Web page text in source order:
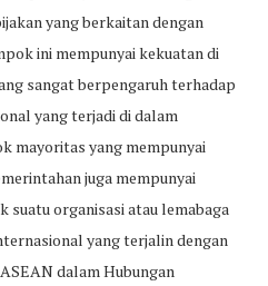
yang berkaitan dengan
ini mempunyai kekuatan di
sangat berpengaruh terhadap
yang terjadi di dalam
mayoritas yang mempunyai
juga mempunyai
suatu organisasi atau lemabaga
yang terjalin dengan
dalam Hubungan